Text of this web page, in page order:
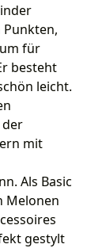
für
besteht
leicht.
der
mit
Als Basic
Melonen
gestylt